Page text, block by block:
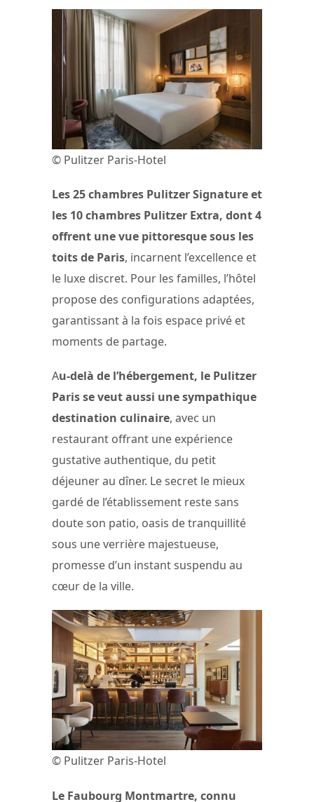
© Pulitzer Paris-Hotel
Les 25 chambres Pulitzer Signature et
les 10 chambres Pulitzer Extra, dont 4
offrent une vue pittoresque sous les
toits de Paris, incarnent l’excellence et
le luxe discret. Pour les familles, l’hôtel
propose des configurations adaptées,
garantissant à la fois espace privé et
moments de partage.
Au-delà de l’hébergement, le Pulitzer
Paris se veut aussi une sympathique
destination culinaire, avec un
restaurant offrant une expérience
gustative authentique, du petit
déjeuner au dîner. Le secret le mieux
gardé de l’établissement reste sans
doute son patio, oasis de tranquillité
sous une verrière majestueuse,
promesse d’un instant suspendu au
cœur de la ville.
© Pulitzer Paris-Hotel
Le Faubourg Montmartre, connu